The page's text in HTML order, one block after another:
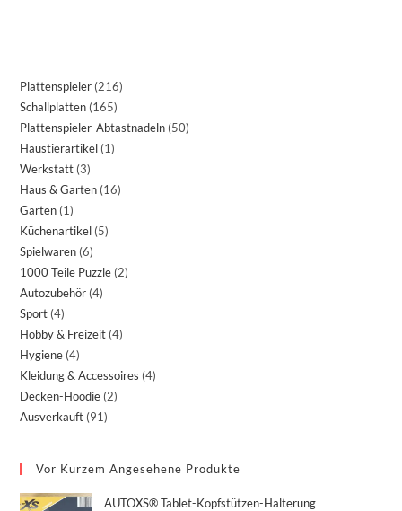
Plattenspieler 216
Schallplatten 165
Plattenspieler-Abtastnadeln 50
Haustierartikel 1
Werkstatt 3
Haus & Garten 16
Garten 1
Küchenartikel 5
Spielwaren 6
1000 Teile Puzzle 2
Autozubehör 4
Sport 4
Hobby & Freizeit 4
Hygiene 4
Kleidung & Accessoires 4
Decken-Hoodie 2
Ausverkauft 91
Vor Kurzem Angesehene Produkte
AUTOXS® Tablet-Kopfstützen-Halterung